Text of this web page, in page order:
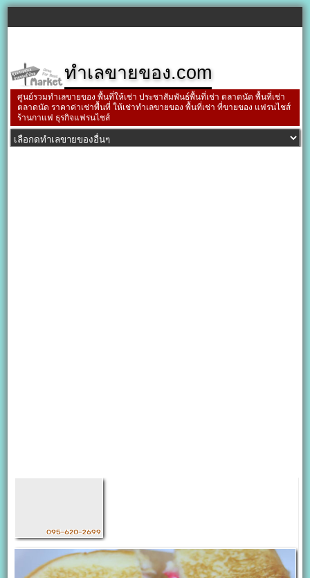
ทำเลขายของ.com
ศูนย์รวมทำเลขายของ พื้นที่ให้เช่า ประชาสัมพันธ์พื้นที่เช่า ตลาดนัด พื้นที่เช่า
ตลาดนัด ราคาค่าเช่าพื้นที่ ให้เช่าทำเลขายของ พื้นที่เช่า ที่ขายของ แฟรนไชส์
ร้านกาแฟ ธุรกิจแฟรนไชส์